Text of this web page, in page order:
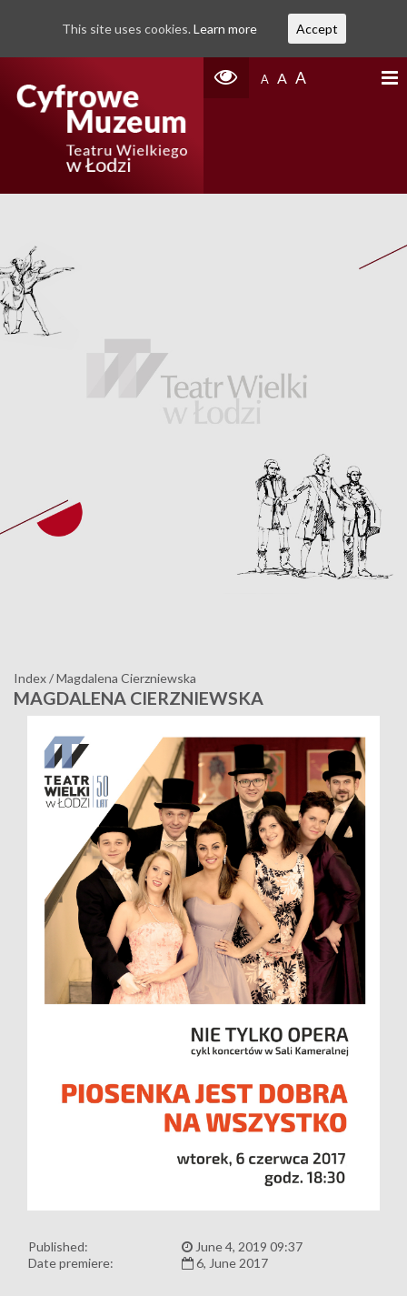
A A A
Index/Magdalena Cierzniewska
MAGDALENA CIERZNIEWSKA
Published:
June 4, 2019 09:37
Date premiere:
6, June 2017
This site uses cookies. Learn more Accept